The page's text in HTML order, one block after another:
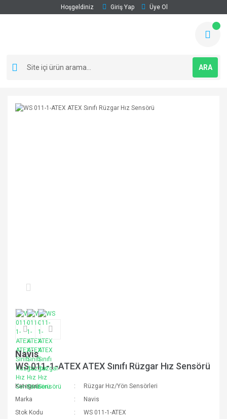
Hoşgeldiniz Giriş Yap Üye Ol
ARA
Navis
WS 011-1-ATEX ATEX Sınıfı Rüzgar Hız Sensörü
Kategori
Rüzgar Hız/Yön Sensörleri
Marka
Navis
Stok Kodu
WS 011-1-ATEX